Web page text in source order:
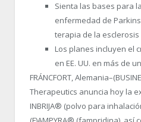
Sienta las bases para
enfermedad de
terapia de la esclerosis
Los planes incluyen el
en EE. UU. en más de
FRÁNCFORT,
Therapeutics anuncia hoy la
INBRIJA® (polvo para